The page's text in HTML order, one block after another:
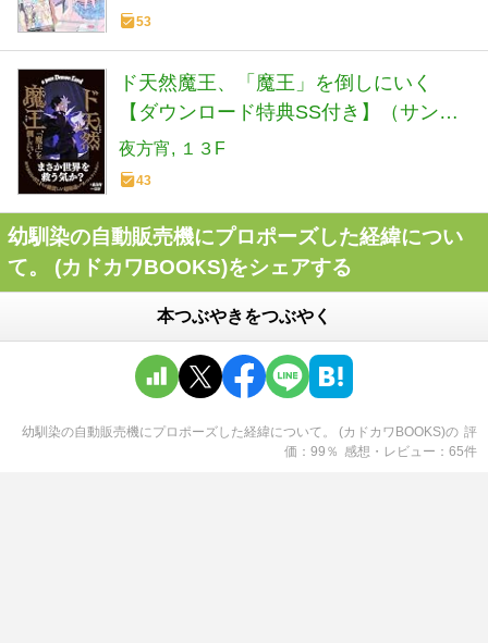
53
ド天然魔王、「魔王」を倒しにいく
【ダウンロード特典SS付き】（サンク
チュアリ出版）
夜方宵 １３F
43
幼馴染の自動販売機にプロポーズした経緯につい
て。 (カドカワBOOKS)をシェアする
本つぶやきをつぶやく
幼馴染の自動販売機にプロポーズした経緯について。 (カドカワBOOKS)の 評
価
99 ％ 感想・レビュー 65件